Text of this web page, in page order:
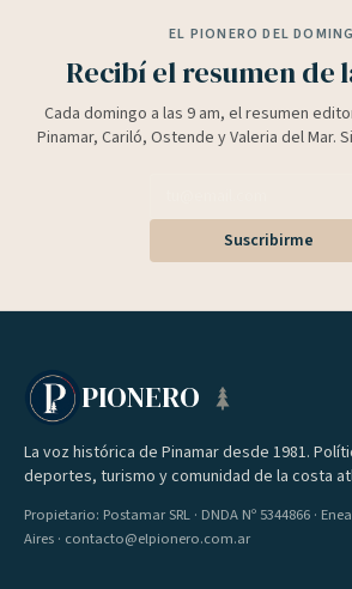
EL PIONERO DEL
Recibí el resumen de
Cada domingo a las 9 am, el resumen
Pinamar, Cariló, Ostende y Valeria del Mar.
Suscribirme
PIONERO
La voz histórica de Pinamar desde 1981.
deportes, turismo y comunidad de la costa
Propietario: Postamar SRL · DNDA Nº 5344866 ·
Aires · contacto@elpionero.com.ar